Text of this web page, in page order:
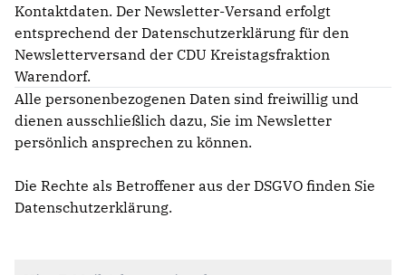
Kontaktdaten. Der Newsletter-Versand erfolgt
entsprechend der Datenschutzerklärung für den
Newsletterversand der CDU Kreistagsfraktion
Warendorf.
Alle personenbezogenen Daten sind freiwillig und
dienen ausschließlich dazu, Sie im Newsletter
persönlich ansprechen zu können.
Die Rechte als Betroffener aus der DSGVO finden Sie
Datenschutzerklärung.